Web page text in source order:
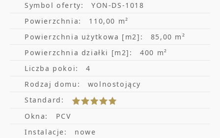
Na dachu możliwość zamontowania paneli
słonecznych.
Przy budynku szklarnia samo podlewająca,
miejsce na grill, kawę i nie tylko.
Woda jest ryczałtowa, płaci się raz w roku
ochrony. Na działce jest własne szambo
Symbol oferty:
YON-DS-1018
Powierzchnia:
110,00 m²
Powierzchnia użytkowa [m2]:
85,00 m²
Powierzchnia działki [m2]:
400 m²
Liczba pokoi:
4
Rodzaj domu:
wolnostojący
Standard:
Okna:
PCV
Instalacje:
nowe